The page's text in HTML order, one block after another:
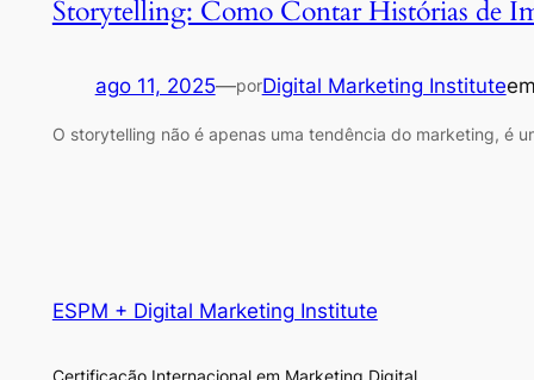
Storytelling: Como Contar Histórias de
ago 11, 2025—porDigital Marketing Institute
O storytelling não é apenas uma tendência do marketing, é
ESPM + Digital Marketing Institute